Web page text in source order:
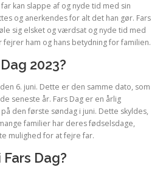
kan slappe af og nyde tid med sin
og anerkendes for alt det han gør. Fars
sig elsket og værdsat og nyde tid med
ham og hans betydning for familien.
2023?
6. juni. Dette er den samme dato, som
seneste år. Fars Dag er en årlig
den første søndag i juni. Dette skyldes,
familier har deres fødselsdage,
mulighed for at fejre far.
Dag?